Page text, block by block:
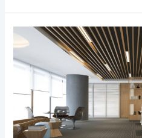
Thi
Công
Văn
Trọn
Giải